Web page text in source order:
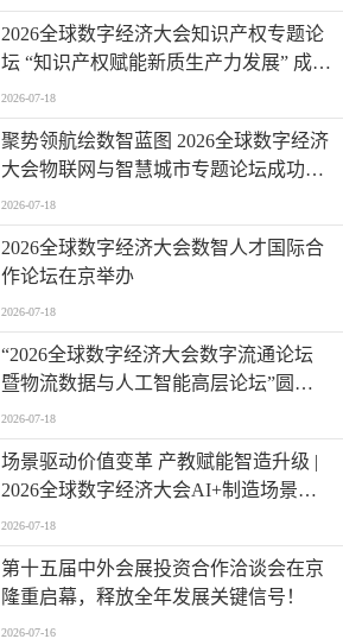
2026全球数字经济大会知识产权专题论
坛 “知识产权赋能新质生产力发展” 成功
举办
2026-07-18
聚势领航绘数智蓝图 2026全球数字经济
大会物联网与智慧城市专题论坛成功举
办
2026-07-18
2026全球数字经济大会数智人才国际合
作论坛在京举办
2026-07-18
“2026全球数字经济大会数字流通论坛
暨物流数据与人工智能高层论坛”圆满
成功举办
2026-07-18
场景驱动价值变革 产教赋能智造升级 |
2026全球数字经济大会AI+制造场景落
地国际论坛成功举办
2026-07-18
第十五届中外会展投资合作洽谈会在京
隆重启幕，释放全年发展关键信号！
2026-07-16